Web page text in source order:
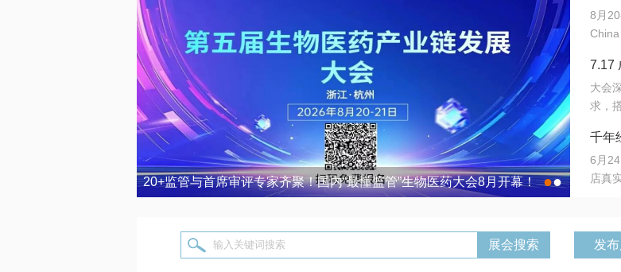
20+监管与首席审评专家齐聚！国内“最懂监管”生物医药大会8月开幕！ 7.17
●●
会8
8月
法正
难题
同与
算力
术攻
室”与
7.17
营
大会
求，
域增
千年
目在
6月
店真
输入关键词搜索 发